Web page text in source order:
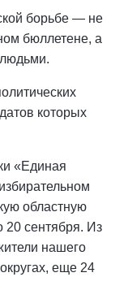
борьбе — не
бюллетене, а
людьми.
которых
«Единая
областную
20 сентября. Из
нашего
еще 24